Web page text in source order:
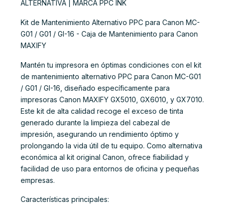
ALTERNATIVA | MARCA PPC INK
Kit de Mantenimiento Alternativo PPC para Canon MC-
G01 / G01 / GI-16 - Caja de Mantenimiento para Canon
MAXIFY
Mantén tu impresora en óptimas condiciones con el kit
de mantenimiento alternativo PPC para Canon MC-G01
/ G01 / GI-16, diseñado específicamente para
impresoras Canon MAXIFY GX5010, GX6010, y GX7010.
Este kit de alta calidad recoge el exceso de tinta
generado durante la limpieza del cabezal de
impresión, asegurando un rendimiento óptimo y
prolongando la vida útil de tu equipo. Como alternativa
económica al kit original Canon, ofrece fiabilidad y
facilidad de uso para entornos de oficina y pequeñas
empresas.
Características principales: